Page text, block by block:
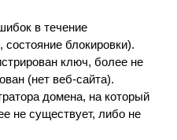
в течение
блокировки).
ключ, более не
(нет веб-сайта).
домена, на который
не существует, либо не